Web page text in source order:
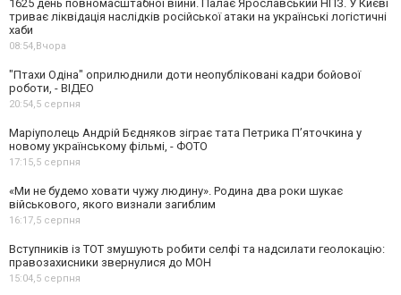
1625 день повномасштабної війни. Палає Ярославський НПЗ. У Києві
триває ліквідація наслідків російської атаки на українські логістичні
хаби
08:54,Вчора
"Птахи Одіна" оприлюднили доти неопубліковані кадри бойової
роботи, - ВІДЕО
20:54,5 серпня
Маріуполець Андрій Бєдняков зіграє тата Петрика П’яточкина у
новому українському фільмі, - ФОТО
17:15,5 серпня
«Ми не будемо ховати чужу людину». Родина два роки шукає
військового, якого визнали загиблим
16:17,5 серпня
Вступників із ТОТ змушують робити селфі та надсилати геолокацію:
правозахисники звернулися до МОН
15:04,5 серпня